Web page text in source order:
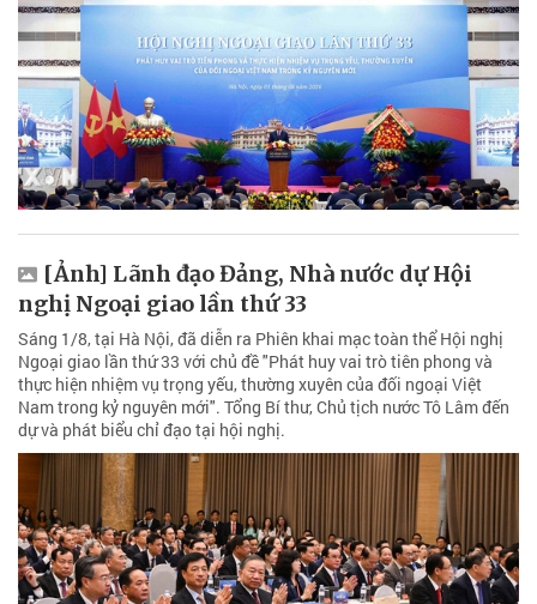
[Ảnh] Lãnh đạo Đảng, Nhà nước dự Hội
nghị Ngoại giao lần thứ 33
Sáng 1/8, tại Hà Nội, đã diễn ra Phiên khai mạc toàn thể Hội nghị
Ngoại giao lần thứ 33 với chủ đề "Phát huy vai trò tiên phong và
thực hiện nhiệm vụ trọng yếu, thường xuyên của đối ngoại Việt
Nam trong kỷ nguyên mới". Tổng Bí thư, Chủ tịch nước Tô Lâm đến
dự và phát biểu chỉ đạo tại hội nghị.